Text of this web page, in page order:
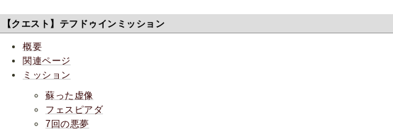
【クエスト】テフドゥインミッション
概要
関連ページ
ミッション
蘇った虚像
フェスピアダ
7回の悪夢